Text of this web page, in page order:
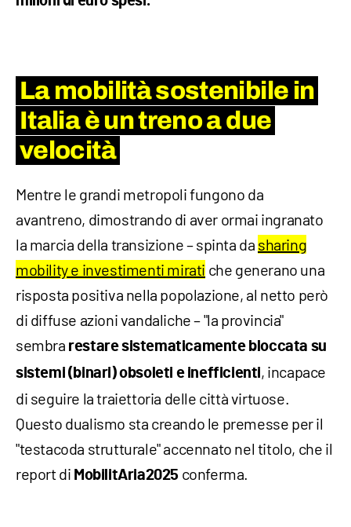
La mobilità sostenibile in
Italia è un treno a due
velocità
Mentre le grandi metropoli fungono da
avantreno, dimostrando di aver ormai ingranato
la marcia della transizione – spinta da sharing
mobility e investimenti mirati che generano una
risposta positiva nella popolazione, al netto però
di diffuse azioni vandaliche – "la provincia"
sembra restare sistematicamente bloccata su
sistemi (binari) obsoleti e inefficienti, incapace
di seguire la traiettoria delle città virtuose.
Questo dualismo sta creando le premesse per il
"testacoda strutturale" accennato nel titolo, che il
report di MobilitAria2025 conferma.